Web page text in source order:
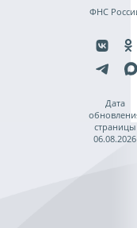
ФНС
Дата
страницы
06.08.2026